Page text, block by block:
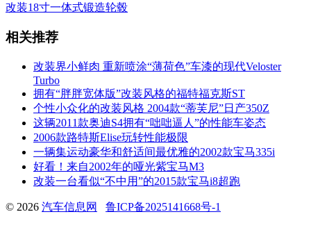
改装18寸一体式锻造轮毂
相关推荐
改装界小鲜肉 重新喷涂“薄荷色”车漆的现代Veloster
Turbo
拥有“胖胖宽体版”改装风格的福特福克斯ST
个性小众化的改装风格 2004款“蒂芙尼”日产350Z
这辆2011款奥迪S4拥有“咄咄逼人”的性能车姿态
2006款路特斯Elise玩转性能极限
一辆集运动豪华和舒适间最优雅的2002款宝马335i
好看！来自2002年的哑光紫宝马M3
改装一台看似“不中用”的2015款宝马i8超跑
© 2026 汽车信息网 鲁ICP备2025141668号-1